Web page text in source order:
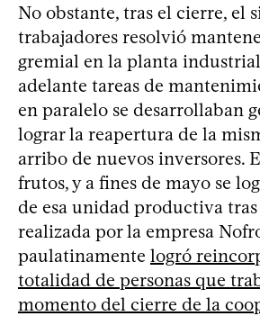
No obstante, tras el cierre, el
trabajadores resolvió
gremial en la planta
adelante tareas de
en paralelo se desarrollaban
lograr la reapertura de la
arribo de nuevos inversores.
frutos, y a fines de mayo se
de esa unidad productiva
realizada por la empresa
paulatinamente logró
totalidad de personas que
momento del cierre de la